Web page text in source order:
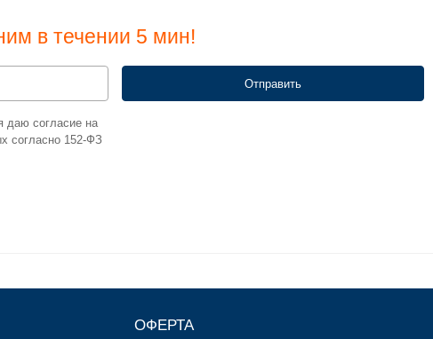
в течении 5 мин!
даю согласие на
согласно 152-ФЗ
ОФЕРТА